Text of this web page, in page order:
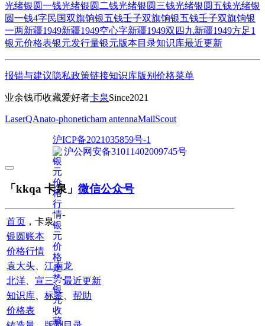
光绪银圆一钱光绪银圆二钱光绪银圆三钱光绪银圆五钱光绪银
圆一钱4字民国双旗饷银五钱壬子双旗饷银五钱壬子双旗饷银
一两新疆1949新疆1949空心字新疆1949双四九新疆1949方足1
银元价格表银元发行量银元版本目录知识库最近更新
报错与建议隐私政策链接知识库版别 价格菜单
业余钱币收藏爱好者卡泉Since2021
LaserQAnato-phoneticham antennaMailScout
沪ICP备2021035859号-1
沪公网安备31011402009745号
「kkqa 卡泉」 微信公众号
首页 ，卡泉
银圆账本
价格行情
袁大头
江南龙
北洋
宣三、最近更新
知识库
标签
帮助
价格表